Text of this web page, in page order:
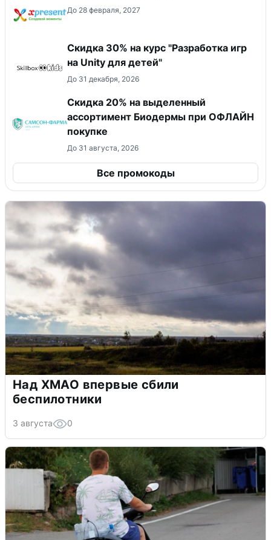
До 28 февраля, 2027
Скидка 30% на курс "Разработка игр
на Unity для детей"
До 31 декабря, 2026
Скидка 20% на выделенный
ассортимент Биодермы при ОФЛАЙН
покупке
До 31 августа, 2026
Все промокоды
Над ХМАО впервые сбили
беспилотники
3 августа 0